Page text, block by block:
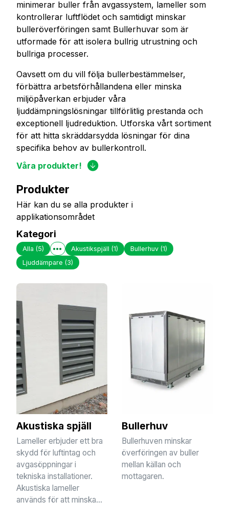
minimerar buller från avgassystem, lameller som
kontrollerar luftflödet och samtidigt minskar
bulleröverföringen samt Bullerhuvar som är
utformade för att isolera bullrig utrustning och
bullriga processer.
Oavsett om du vill följa bullerbestämmelser,
förbättra arbetsförhållandena eller minska
miljöpåverkan erbjuder våra
ljuddämpningslösningar tillförlitlig prestanda och
exceptionell ljudreduktion. Utforska vårt sortiment
för att hitta skräddarsydda lösningar för dina
specifika behov av bullerkontroll.
Våra produkter!
Produkter
Här kan du se alla produkter i
applikationsområdet
Kategori
Alla (5) Akustikspjäll(1) Bullerhuv(1)
Ljuddämpare (3)
Akustiska spjäll
Lameller erbjuder ett bra
skydd för luftintag och
avgasöppningar i
tekniska installationer.
Akustiska lameller
används för att minska...
Bullerhuv
Bullerhuven minskar
överföringen av buller
mellan källan och
mottagaren.